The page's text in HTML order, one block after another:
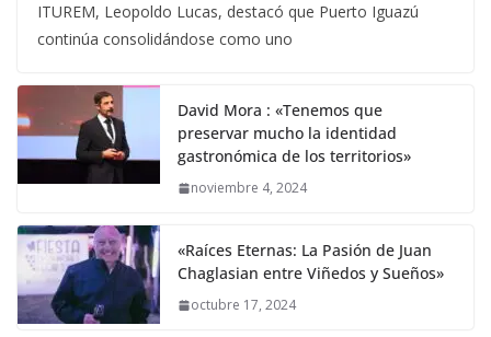
ITUREM, Leopoldo Lucas, destacó que Puerto Iguazú
continúa consolidándose como uno
David Mora : «Tenemos que
preservar mucho la identidad
gastronómica de los territorios»
noviembre 4, 2024
«Raíces Eternas: La Pasión de Juan
Chaglasian entre Viñedos y Sueños»
octubre 17, 2024